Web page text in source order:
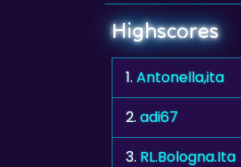
Highscores
1.Antonella,ita
2.adi67
3. RL.Bologna.Ita